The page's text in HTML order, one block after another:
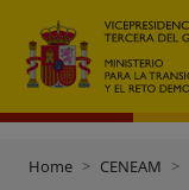
Home CENEAM